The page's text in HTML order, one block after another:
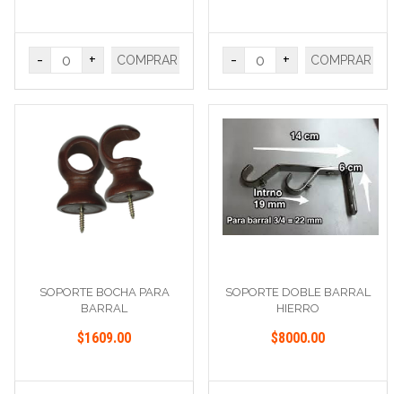
- + COMPRAR - + COMPRAR
SOPORTE BOCHA PARA
BARRAL
$1609.00
SOPORTE DOBLE BARRAL
HIERRO
$8000.00